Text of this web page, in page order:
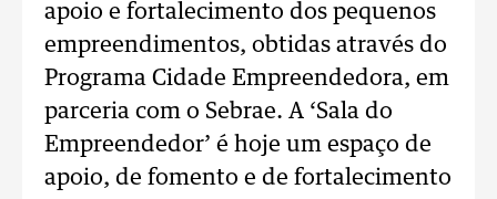
apoio e fortalecimento dos pequenos
empreendimentos, obtidas através do
Programa Cidade Empreendedora, em
parceria com o Sebrae. A ‘Sala do
Empreendedor’ é hoje um espaço de
apoio, de fomento e de fortalecimento